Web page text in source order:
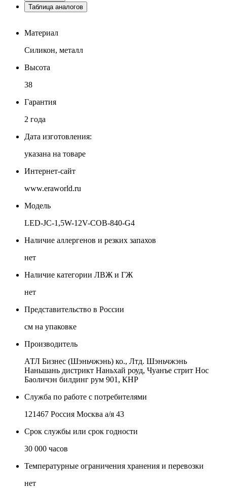
Таблица аналогов
Материал
Силикон, металл
Высота
38
Гарантия
2 года
Дата изготовления:
указана на товаре
Интернет-сайт
www.eraworld.ru
Модель
LED-JC-1,5W-12V-COB-840-G4
Наличие аллергенов и резких запахов
нет
Наличие категории ЛВЖ и ГЖ
нет
Представительство в России
см на упаковке
Производитель
АТЛ Бизнес (Шэньчжэнь) ко., Лтд. Шэньчжэнь
Наньшань дистрикт Наньхай роуд, Чуанъе стрит Нос
Баоличэн билдинг рум 901, КНР
Служба по работе с потребителями
121467 Россия Москва а/я 43
Срок службы или срок годности
30 000 часов
Температурные ограничения хранения и перевозки
нет